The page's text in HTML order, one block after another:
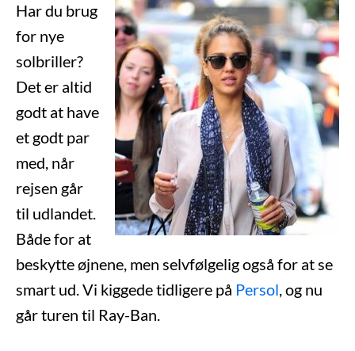
Har du brug
for nye
solbriller?
Det er altid
godt at have
et godt par
med, når
rejsen går
til udlandet.
Både for at
beskytte øjnene, men selvfølgelig også for at se
smart ud. Vi kiggede tidligere på Persol, og nu
går turen til Ray-Ban.